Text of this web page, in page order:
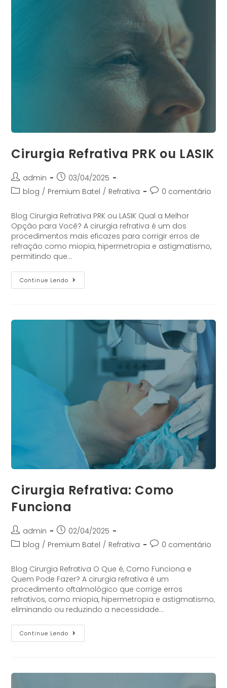
Cirurgia Refrativa PRK ou LASIK
admin
03/04/2025
blog / Premium Batel / Refrativa 0 comentário
Blog Cirurgia Refrativa PRK ou LASIK Qual a Melhor
Opção para Você? A cirurgia refrativa é um dos
procedimentos mais eficazes para corrigir erros de
refração como miopia, hipermetropia e astigmatismo,
permitindo que…
Continue Lendo
Cirurgia Refrativa: Como
Funciona
admin
02/04/2025
blog / Premium Batel / Refrativa 0 comentário
Blog Cirurgia Refrativa O Que é, Como Funciona e
Quem Pode Fazer? A cirurgia refrativa é um
procedimento oftalmológico que corrige erros
refrativos, como miopia, hipermetropia e astigmatismo,
eliminando ou reduzindo a necessidade…
Continue Lendo